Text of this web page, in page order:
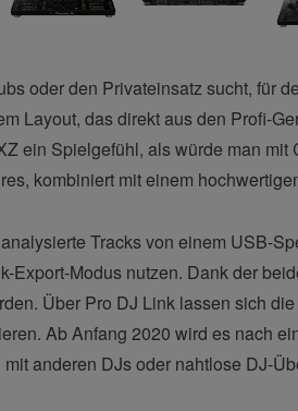
oder den Privateinsatz sucht, für
Layout, das direkt aus den Profi-
ein Spielgefühl, als würde man mit
kombiniert mit einem
Tracks von einem USB-
Export-Modus nutzen. Dank der
Über Pro DJ Link lassen sich
Ab Anfang 2020 wird es nach
anderen DJs oder nahtlose DJ-